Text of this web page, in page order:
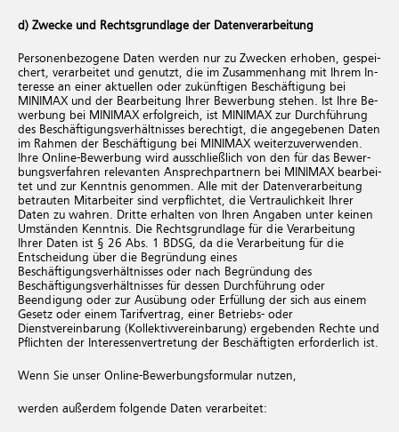
d) Zwecke und Rechtsgrundlage der Datenverarbeitung
Per­so­nen­be­zo­ge­ne Daten wer­den nur zu Zwe­cken er­ho­ben, ge­spei­
chert, ver­ar­bei­tet und ge­nutzt, die im Zu­sam­men­hang mit Ihrem In­
ter­es­se an einer ak­tu­el­len oder zu­künf­ti­gen Be­schäf­ti­gung bei
MINIMAX und der Be­ar­bei­tung Ihrer Be­wer­bung ste­hen. Ist Ihre Be­
wer­bung bei MINIMAX er­folg­reich, ist MINIMAX zur Durch­füh­rung
des Be­schäf­ti­gungs­ver­hält­nis­ses be­rech­tigt, die an­ge­ge­be­nen Daten
im Rah­men der Be­schäf­ti­gung bei MINIMAX wei­ter­zu­ver­wen­den.
Ihre On­line-Be­wer­bung wird aus­schlie­ß­lich von den für das Be­wer­
bungs­ver­fah­ren re­le­van­ten An­sprech­part­nern bei MINIMAX be­ar­bei­
tet und zur Kennt­nis ge­nom­men. Alle mit der Da­ten­ver­ar­bei­tung
be­trau­ten Mit­ar­bei­ter sind ver­pflich­tet, die Ver­trau­lich­keit Ihrer
Daten zu wah­ren. Drit­te er­hal­ten von Ihren An­ga­ben unter kei­nen
Um­stän­den Kennt­nis. Die Rechts­grund­la­ge für die Ver­ar­bei­tung
Ihrer Daten ist § 26 Abs. 1 BDSG, da die Ver­ar­bei­tung für die
Entscheidung über die Begründung eines
Beschäftigungsverhältnisses oder nach Begründung des
Beschäftigungsverhältnisses für dessen Durchführung oder
Beendigung oder zur Ausübung oder Erfüllung der sich aus einem
Gesetz oder einem Tarifvertrag, einer Betriebs- oder
Dienstvereinbarung (Kollektivvereinbarung) ergebenden Rechte und
Pflichten der Interessenvertretung der Beschäftigten erforderlich ist.
Wenn Sie unser Online-Bewerbungsformular nut­zen,
werden außerdem folgende Daten verarbeitet: